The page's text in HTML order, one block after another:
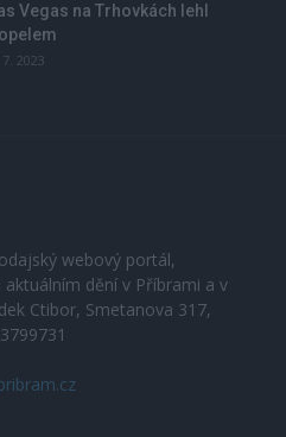
Vegas na Trhovkách lehl
2023
webový portál,
dění v Příbrami a v
Ctibor, Smetanova 317,